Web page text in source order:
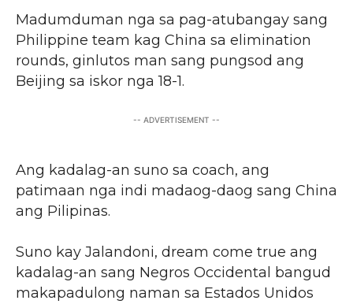
Madumduman nga sa pag-atubangay sang
Philippine team kag China sa elimination
rounds, ginlutos man sang pungsod ang
Beijing sa iskor nga 18-1.
-- ADVERTISEMENT --
Ang kadalag-an suno sa coach, ang
patimaan nga indi madaog-daog sang China
ang Pilipinas.
Suno kay Jalandoni, dream come true ang
kadalag-an sang Negros Occidental bangud
makapadulong naman sa Estados Unidos